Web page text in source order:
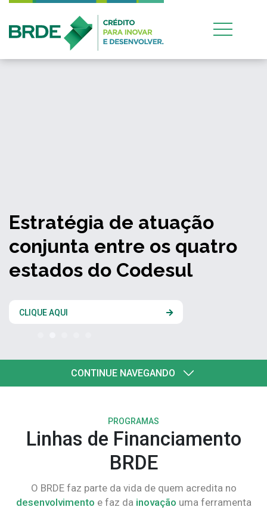
Estratégia de atuação
conjunta entre os quatro
estados do Codesul
CLIQUE AQUI
CONTINUE NAVEGANDO
PROGRAMAS
Linhas de Financiamento
BRDE
O BRDE faz parte da vida de quem acredita no
desenvolvimento e faz da inovação uma ferramenta